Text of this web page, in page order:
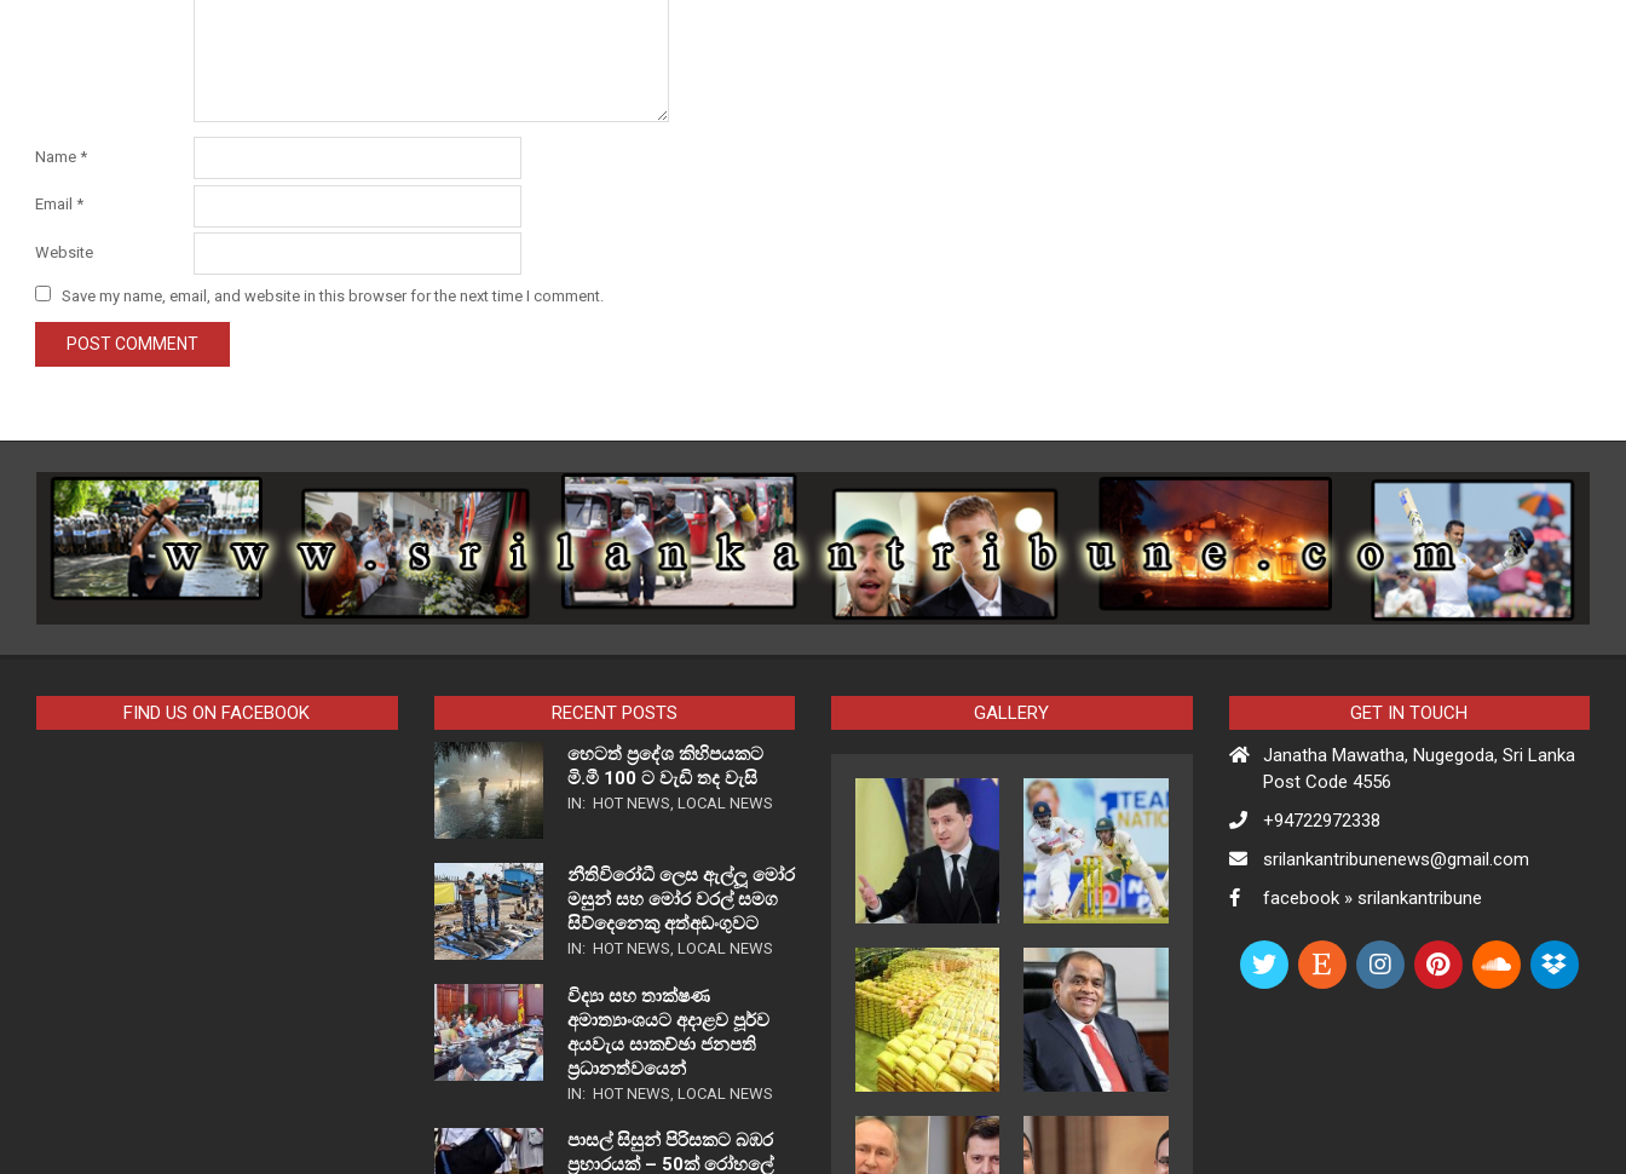
Name *
Email *
Website
Save my name, email, and website in this browser for the next time I comment.
FIND US ON FACEBOOK
RECENT POSTS
හෙටත් ප්‍රදේශ කිහිපයකට
මි.මී 100 ට වැඩි තද වැසි
IN: HOT NEWS, LOCAL NEWS
නීතිවිරෝධී ලෙස ඇල්ලූ මෝර
මසුන් සහ මෝර වරල් සමග
සිව්දෙනෙකු අත්අඩංගුවට
IN: HOT NEWS, LOCAL NEWS
විද්‍යා සහ තාක්ෂණ
අමාත්‍යාංශයට අදාළව පූර්ව
අයවැය සාකච්ඡා ජනපති
ප්‍රධානත්වයෙන්
IN: HOT NEWS, LOCAL NEWS
පාසල් සිසුන් පිරිසකට බඹර
ප්‍රහාරයක් – 50ක් රෝහලේ
GALLERY
GET IN TOUCH
Janatha Mawatha, Nugegoda, Sri Lanka
Post Code 4556
+94722972338
srilankantribunenews@gmail.com
facebook » srilankantribune